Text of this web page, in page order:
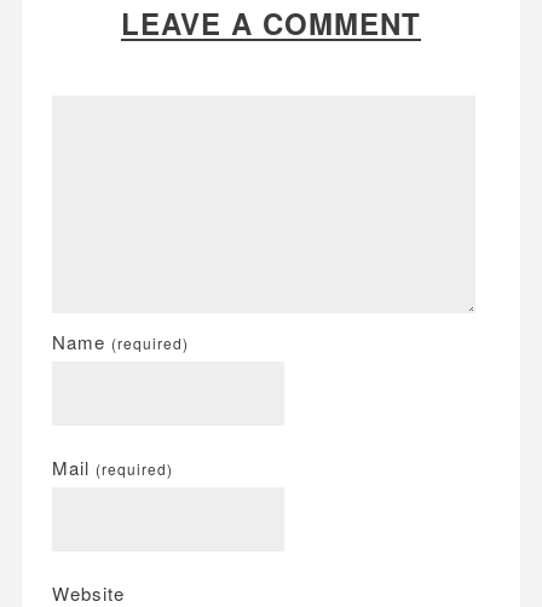
LEAVE A COMMENT
Name (required)
Mail (required)
Website